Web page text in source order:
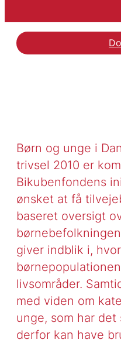
Børn og unge i
trivsel 2010 er
Bikubenfondens
ønsket at få
baseret oversigt
giver indblik i,
livsområder.
med viden om
unge, som har
derfor kan have